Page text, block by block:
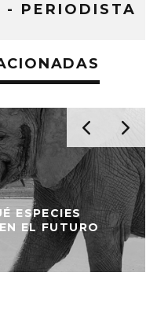
- PERIODISTA
ESPECIES
EL FUTURO